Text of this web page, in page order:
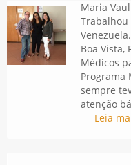
Maria
Trabalhou
Boa Vista,
Médicos
Programa
sempre
atenção
Leia